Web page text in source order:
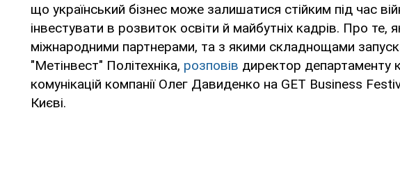
що український бізнес може залишатися стійким під час
інвестувати в розвиток освіти й майбутніх кадрів. Про те,
міжнародними партнерами, та з якими складнощами
"Метінвест" Політехніка, розповів директор департаменту
комунікацій компанії Олег Давиденко на GET Business
Києві.